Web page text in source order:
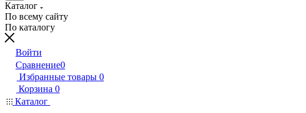
Каталог
По всему сайту
По каталогу
Войти
Сравнение0
Избранные товары 0
Корзина 0
Каталог